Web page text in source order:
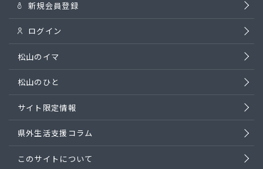
新規会員登録
ログイン
松山のイマ
松山のひと
サイト限定情報
県外生活支援コラム
このサイトについて